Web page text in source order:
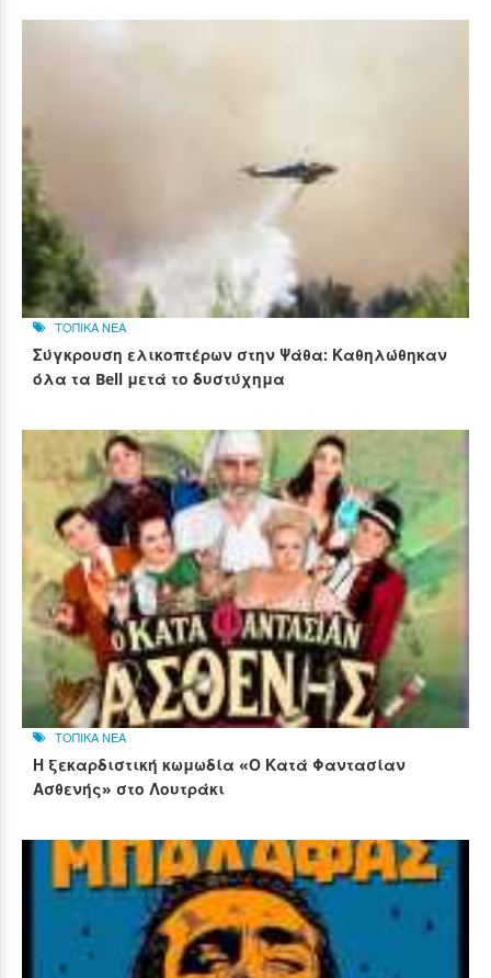
ΤΟΠΙΚΑ ΝΕΑ
Σύγκρουση ελικοπτέρων στην Ψάθα: Καθηλώθηκαν
όλα τα Bell μετά το δυστύχημα
ΤΟΠΙΚΑ ΝΕΑ
Η ξεκαρδιστική κωμωδία «Ο Κατά Φαντασίαν
Ασθενής» στο Λουτράκι